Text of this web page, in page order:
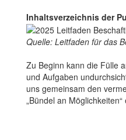
Inhaltsverzeichnis der
Quelle: Leitfaden für das
Zu Beginn kann die Fülle
und Aufgaben
uns gemeinsam den
„Bündel an Möglichkeiten“